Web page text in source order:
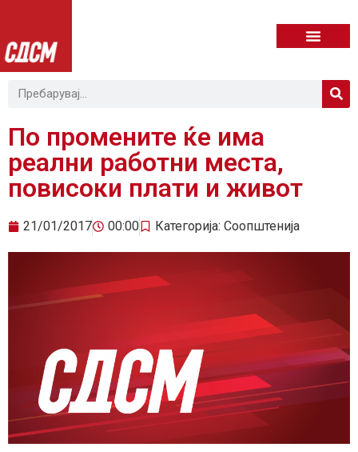
По промените ќе има
реални работни места,
повисоки плати и живот
21/01/2017 00:00 Категорија: Соопштенија